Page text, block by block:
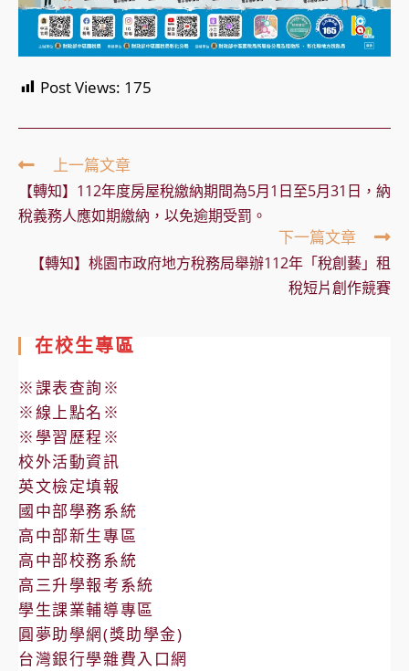
Post Views: 175
Read
more
articles
上一篇文章
【轉知】112年度房屋稅繳納期間為5月1日至5月31日，納
稅義務人應如期繳納，以免逾期受罰。
下一篇文章
【轉知】桃園市政府地方稅務局舉辦112年「稅創藝」租
稅短片創作競賽
在校生專區
※課表查詢※
※線上點名※
※學習歷程※
校外活動資訊
英文檢定填報
國中部學務系統
高中部新生專區
高中部校務系統
高三升學報考系統
學生課業輔導專區
圓夢助學網(獎助學金)
台灣銀行學雜費入口網